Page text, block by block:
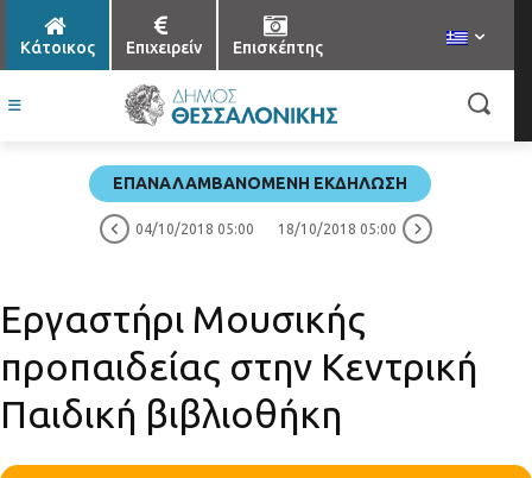
Κάτοικος Επιχειρείν Επισκέπτης
ΕΠΑΝΑΛΑΜΒΑΝΌΜΕΝΗ ΕΚΔΉΛΩΣΗ
04/10/2018 05:00 18/10/2018 05:00
Εργαστήρι Μουσικής
προπαιδείας στην Κεντρική
Παιδική βιβλιοθήκη